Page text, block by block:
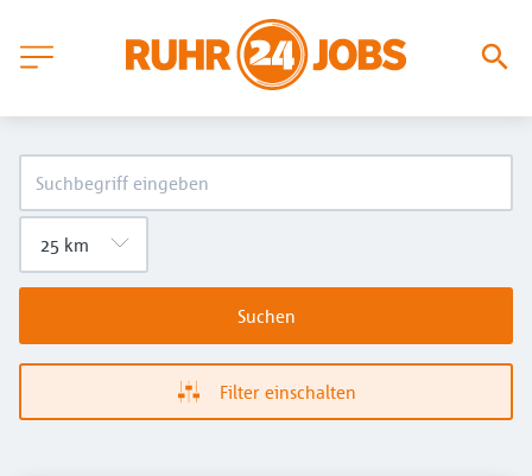
Suchen
Filter einschalten